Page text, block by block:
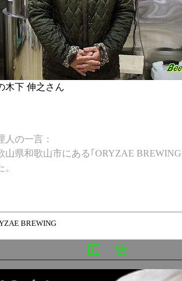
木下 伸之さん
人の一言：
山県和歌山市にある｢ORYZAE
BREWING